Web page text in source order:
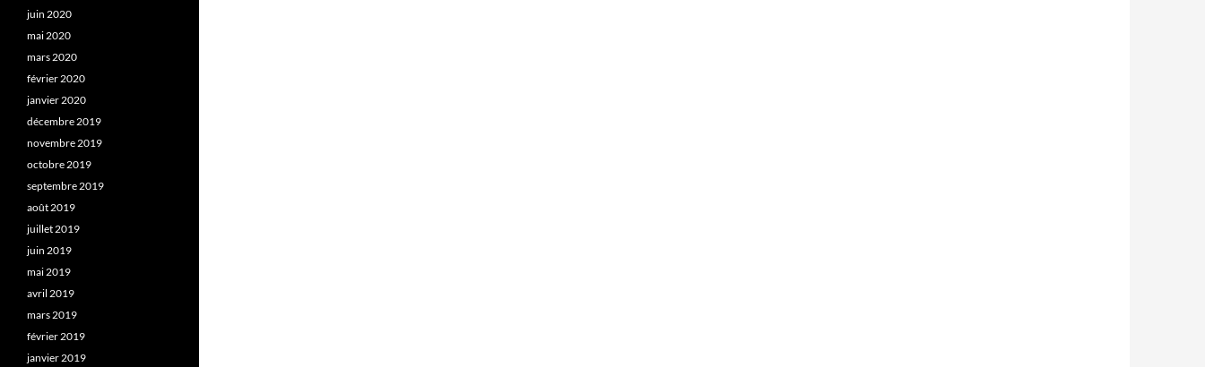
juin 2020
mai 2020
mars 2020
février 2020
janvier 2020
décembre 2019
novembre 2019
octobre 2019
septembre 2019
août 2019
juillet 2019
juin 2019
mai 2019
avril 2019
mars 2019
février 2019
janvier 2019